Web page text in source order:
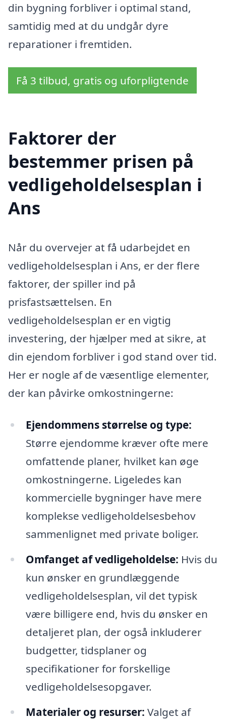
din bygning forbliver i optimal stand,
samtidig med at du undgår dyre
reparationer i fremtiden.
Få 3 tilbud, gratis og uforpligtende
Faktorer der
bestemmer prisen på
vedligeholdelsesplan i
Ans
Når du overvejer at få udarbejdet en
vedligeholdelsesplan i Ans, er der flere
faktorer, der spiller ind på
prisfastsættelsen. En
vedligeholdelsesplan er en vigtig
investering, der hjælper med at sikre, at
din ejendom forbliver i god stand over tid.
Her er nogle af de væsentlige elementer,
der kan påvirke omkostningerne:
Ejendommens størrelse og type:
Større ejendomme kræver ofte mere
omfattende planer, hvilket kan øge
omkostningerne. Ligeledes kan
kommercielle bygninger have mere
komplekse vedligeholdelsesbehov
sammenlignet med private boliger.
Omfanget af vedligeholdelse: Hvis du
kun ønsker en grundlæggende
vedligeholdelsesplan, vil det typisk
være billigere end, hvis du ønsker en
detaljeret plan, der også inkluderer
budgetter, tidsplaner og
specifikationer for forskellige
vedligeholdelsesopgaver.
Materialer og resurser: Valget af